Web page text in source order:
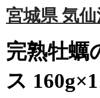
宮城県 気
完熟牡蠣
ス